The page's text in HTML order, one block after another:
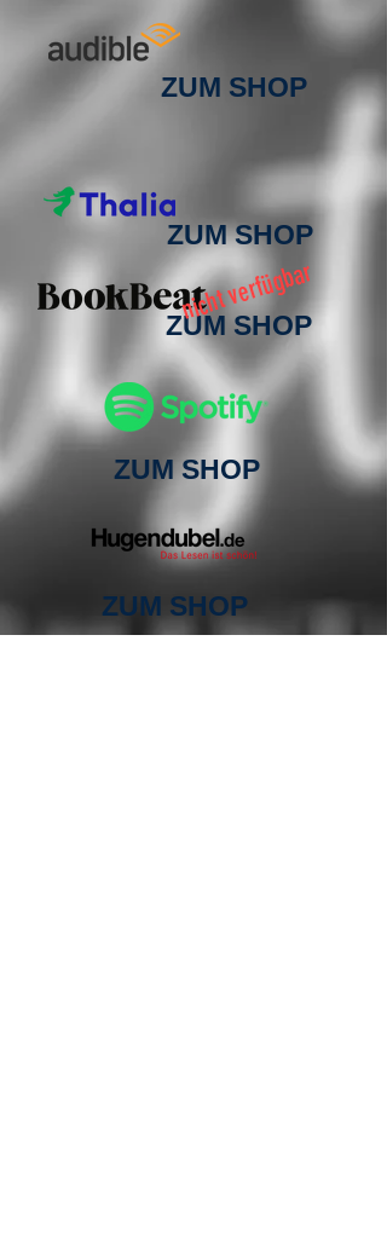
ZUM SHOP
ZUM SHOP
ZUM SHOP
nicht verfügbar
ZUM SHOP
ZUM SHOP